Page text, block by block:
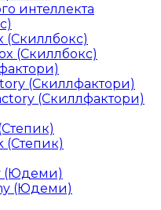
интеллекта
(Скиллбокс)
(Скиллбокс)
(Скиллфактори)
(Скиллфактори)
(Степик)
(Юдеми)
(Юдеми)